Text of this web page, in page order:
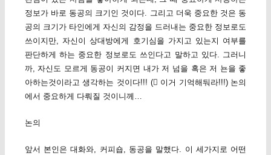
정보가 바로 동공의 크기인 것이다. 그리고 더욱 중요한 것은 동
공의 크기가 타인에게 자신의 감정을 드러내는 중요한 정보로도
쓰이지만, 자신이 상대방에게 호기심을 가지고 있는지 여부를
판단하게 하는 중요한 정보로도 쓰인다고 말하고 있다. 그러니
까, 자신도 모르게 동공이 커지면 내가 저 넘을 혹은 저 뇬을 좋
아하는것이라고 생각하는 것이다!!! ( 이거 기억해둬라!!!) 논의
에서 중요하게 다뤄질 것이니께…
논의
앞서 본인은 대화와, 커피숍, 동공을 말했다. 이 세가지로 어떤